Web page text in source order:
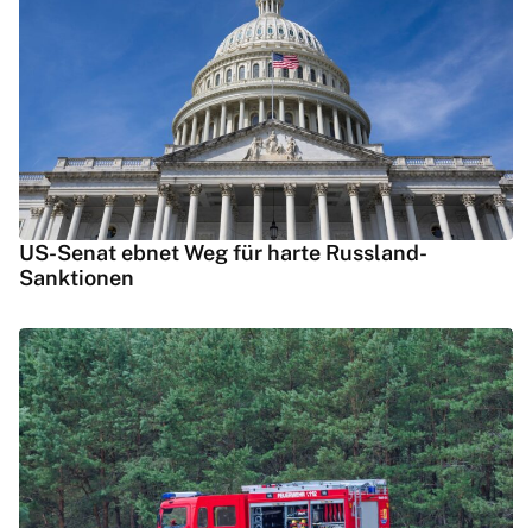
US-Senat ebnet Weg für harte Russland-
Sanktionen